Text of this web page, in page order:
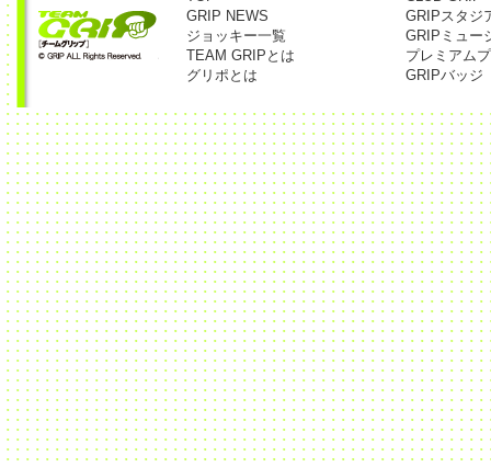
GRIP NEWS
ジョッキー一覧
TEAM GRIPとは
グリポとは
GRIPスタジ
GRIPミュー
プレミアム
GRIPバッジ